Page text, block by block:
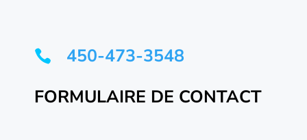

450-473-3548
FORMULAIRE DE CONTACT